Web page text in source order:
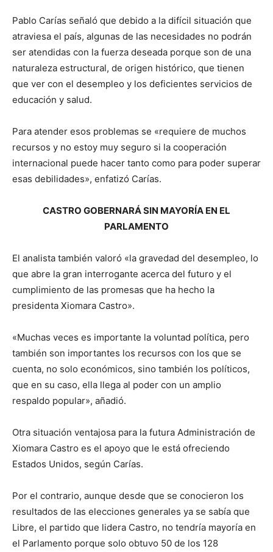
Pablo Carías señaló que debido a la difícil situación que
atraviesa el país, algunas de las necesidades no podrán
ser atendidas con la fuerza deseada porque son de una
naturaleza estructural, de origen histórico, que tienen
que ver con el desempleo y los deficientes servicios de
educación y salud.
Para atender esos problemas se «requiere de muchos
recursos y no estoy muy seguro si la cooperación
internacional puede hacer tanto como para poder superar
esas debilidades», enfatizó Carías.
CASTRO GOBERNARÁ SIN MAYORÍA EN EL
PARLAMENTO
El analista también valoró «la gravedad del desempleo, lo
que abre la gran interrogante acerca del futuro y el
cumplimiento de las promesas que ha hecho la
presidenta Xiomara Castro».
«Muchas veces es importante la voluntad política, pero
también son importantes los recursos con los que se
cuenta, no solo económicos, sino también los políticos,
que en su caso, ella llega al poder con un amplio
respaldo popular», añadió.
Otra situación ventajosa para la futura Administración de
Xiomara Castro es el apoyo que le está ofreciendo
Estados Unidos, según Carías.
Por el contrario, aunque desde que se conocieron los
resultados de las elecciones generales ya se sabía que
Libre, el partido que lidera Castro, no tendría mayoría en
el Parlamento porque solo obtuvo 50 de los 128